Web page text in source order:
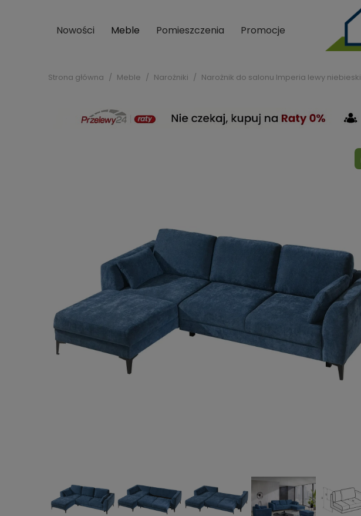
Nowości Meble Pomieszczenia Promocje
Strona główna Meble Narożniki Narożnik do salonu Imperia lewy niebieski